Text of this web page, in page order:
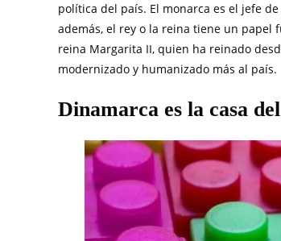
política del país. El monarca es el jefe
además, el rey o la reina tiene un papel
reina Margarita II, quien ha reinado
modernizado y humanizado más al país.
Dinamarca es la casa